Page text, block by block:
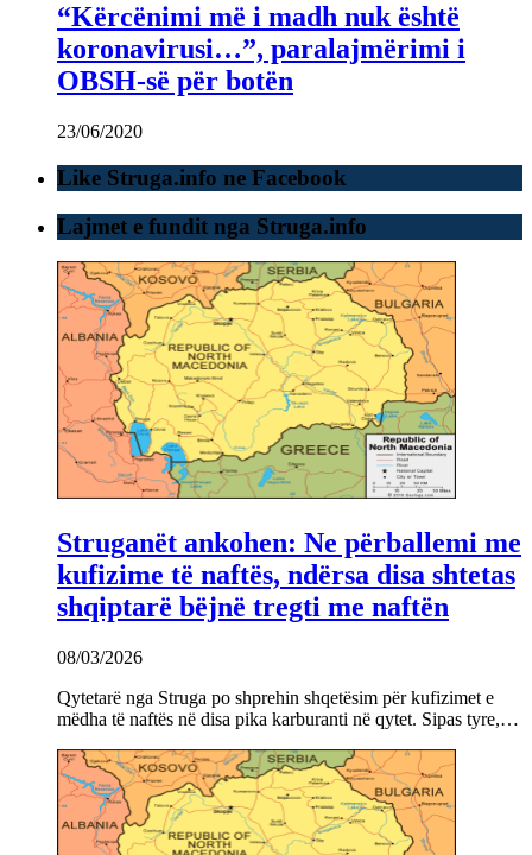
“Kërcënimi më i madh nuk është
koronavirusi…”, paralajmërimi i
OBSH-së për botën
23/06/2020
Like Struga.info ne Facebook
Lajmet e fundit nga Struga.info
Struganët ankohen: Ne përballemi me
kufizime të naftës, ndërsa disa shtetas
shqiptarë bëjnë tregti me naftën
08/03/2026
Qytetarë nga Struga po shprehin shqetësim për kufizimet e
mëdha të naftës në disa pika karburanti në qytet. Sipas tyre,…